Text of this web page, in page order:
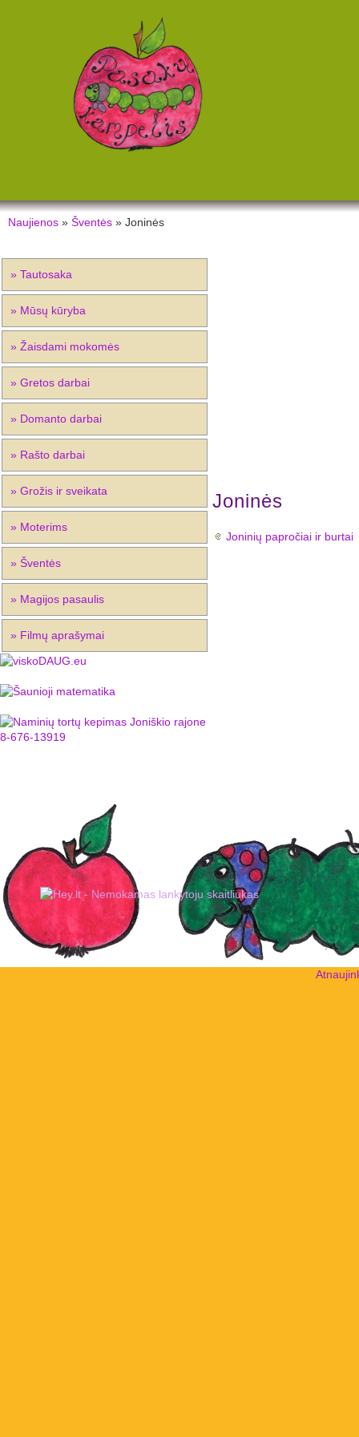
Naujienos » Šventės » Joninės
» Tautosaka
» Mūsų kūryba
» Žaisdami mokomės
» Gretos darbai
» Domanto darbai
» Rašto darbai
» Grožis ir sveikata
» Moterims
» Šventės
» Magijos pasaulis
» Filmų aprašymai
Joninės
Joninių papročiai ir burtai